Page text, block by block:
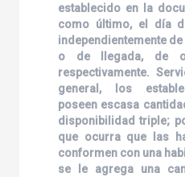
establecido en la
como último, el día
independientemente
o de llegada, de
respectivamente.
general, los
poseen escasa
disponibilidad triple;
que ocurra que las
conformen con una
se le agrega una